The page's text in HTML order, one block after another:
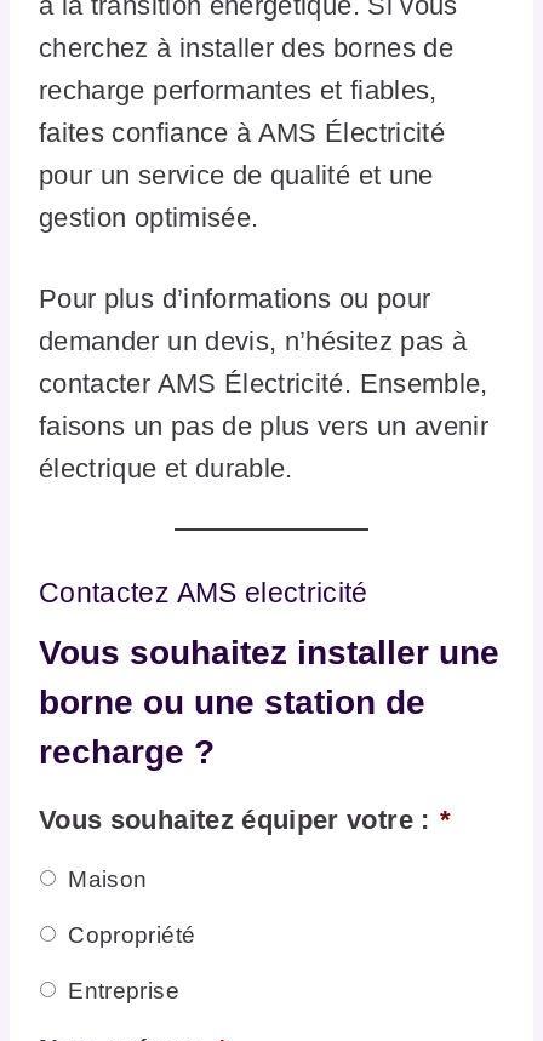
cherchez à installer des bornes de
recharge performantes et fiables,
faites confiance à AMS Électricité
pour un service de qualité et une
gestion optimisée.
Pour plus d’informations ou pour
demander un devis, n’hésitez pas à
contacter AMS Électricité. Ensemble,
faisons un pas de plus vers un avenir
électrique et durable.
Contactez AMS electricité
Vous souhaitez installer une
borne ou une station de
recharge ?
Vous souhaitez équiper votre : *
Maison
Copropriété
Entreprise